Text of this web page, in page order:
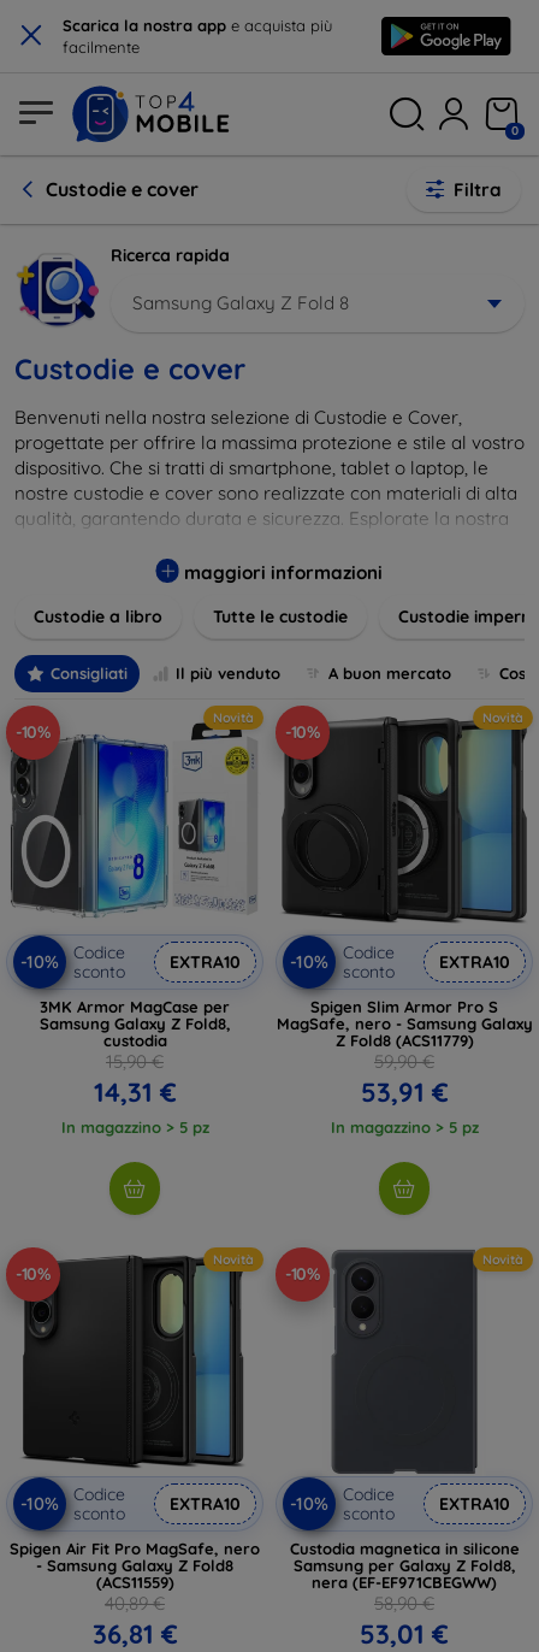
× Scarica la nostra app e acquista più
facilmente
0
Custodie e cover Filtra
Ricerca rapida
Samsung Galaxy Z Fold 8
Custodie e cover
Benvenuti nella nostra selezione di Custodie e Cover,
progettate per offrire la massima protezione e stile al vostro
dispositivo. Che si tratti di smartphone, tablet o laptop, le
nostre custodie e cover sono realizzate con materiali di alta
qualità, garantendo durata e sicurezza. Esplorate la nostra
esigenza e gusto. Proteggete il vostro dispositivo con le
maggiori informazioni
Custodie a libro Tutte le custodie Custodie
Consigliati Il più venduto A buon mercato
-10%
Novità
-10%
Codice
sconto
EXTRA10
3MK Armor MagCase per
Samsung Galaxy Z Fold8,
custodia
15,90 €
14,31 €
In magazzino > 5 pz
-10%
Novità
-10%
Codice
sconto
EXTRA10
Spigen Slim Armor Pro S
MagSafe, nero - Samsung Galaxy
Z Fold8 (ACS11779)
59,90 €
53,91 €
In magazzino > 5 pz
-10%
Novità
-10%
Codice
sconto
EXTRA10
Spigen Air Fit Pro MagSafe, nero
- Samsung Galaxy Z Fold8
(ACS11559)
40,89 €
36,81 €
-10%
Novità
-10%
Codice
sconto
EXTRA10
Custodia magnetica in silicone
Samsung per Galaxy Z Fold8,
nera (EF-EF971CBEGWW)
58,90 €
53,01 €